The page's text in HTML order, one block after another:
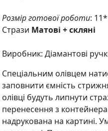
Розмір готової роботи:
Стрази Матові + скляні
Виробник: Діамантові
Спеціальним олівцем
заповнити ємність
олівці будуть липнути
перенесення з
надрукована на картині.